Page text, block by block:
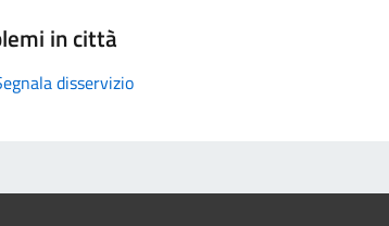
in città
disservizio